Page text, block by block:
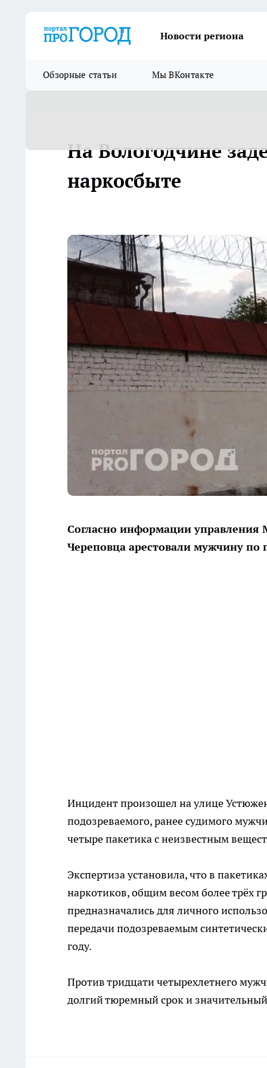
Новости региона
Обзорные статьи Мы ВКонтакте
На Вологодчине
наркосбыте
Согласно информации управления
Череповца арестовали мужчину по
Инцидент произошел на улице
подозреваемого, ранее судимого
четыре пакетика с неизвестным
Экспертиза установила, что в
наркотиков, общим весом более трёх
предназначались для личного
передачи подозреваемым
году.
Против тридцати четырехлетнего
долгий тюремный срок и